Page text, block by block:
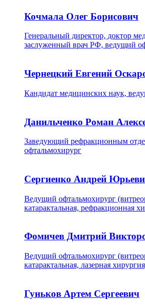
Кочмала Олег Борисович
Генеральный директор, доктор
заслуженный врач РФ, ведущий
Чернецкий Евгений
Кандидат медицинских наук,
Данильченко Роман
Заведующий рефракционным
офтальмохирург
Сергиенко Андрей
Ведущий офтальмохирург
катарактальная, рефракционная
Фомичев Дмитрий
Ведущий офтальмохирург
катарактальная, лазерная
Гуньков Артем Сергеевич